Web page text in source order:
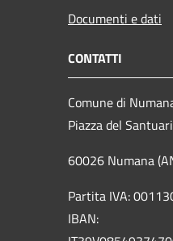
Documenti e dati
CONTATTI
Comune di
Piazza del
60026 Numana
Partita IVA:
IBAN: